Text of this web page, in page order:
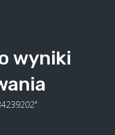
wyniki